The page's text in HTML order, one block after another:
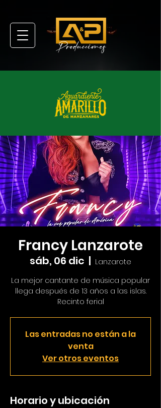
Francy Lanzarote
sáb, 06 dic
  |
Lanzarote
La mejor cantante de música popular
llega después de 13 años a las islas.
Recinto ferial
Las entradas no están a la
venta
Ver otros eventos
Horario y ubicación